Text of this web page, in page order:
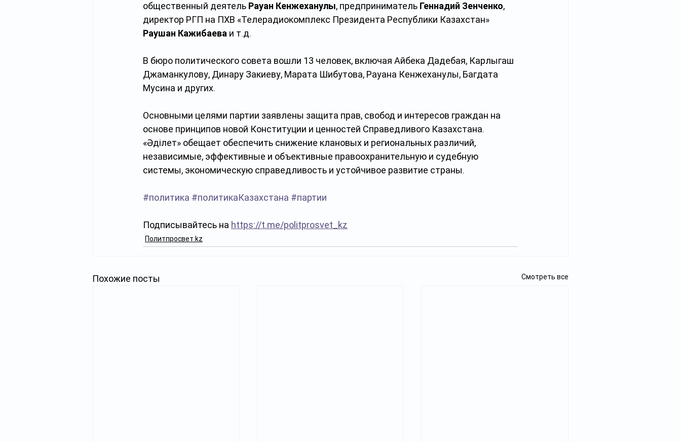
общественный деятель Рауан Кенжеханулы, предприниматель Геннадий Зенченко,
директор РГП на ПХВ «Телерадиокомплекс Президента Республики Казахстан»
Раушан Кажибаева и т.д.
В бюро политического совета вошли 13 человек, включая Айбека Дадебая, Карлыгаш
Джаманкулову, Динару Закиеву, Марата Шибутова, Рауана Кенжеханулы, Багдата
Мусина и других.
Основными целями партии заявлены защита прав, свобод и интересов граждан на
основе принципов новой Конституции и ценностей Справедливого Казахстана.
«Әділет» обещает обеспечить снижение клановых и региональных различий,
независимые, эффективные и объективные правоохранительную и судебную
системы, экономическую справедливость и устойчивое развитие страны.
#политика #политикаКазахстана #партии
Подписывайтесь на https://t.me/politprosvet_kz
Политпросвет.kz
Похожие посты Смотреть все